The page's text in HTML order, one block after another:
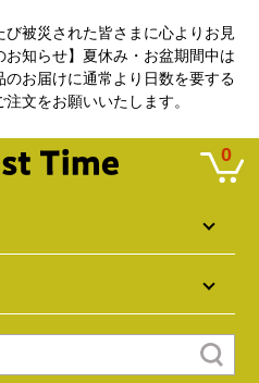
び被災された皆さまに心よりお見
知らせ】夏休み・お盆期間中は
お届けに通常より日数を要する
文をお願いいたします。
0